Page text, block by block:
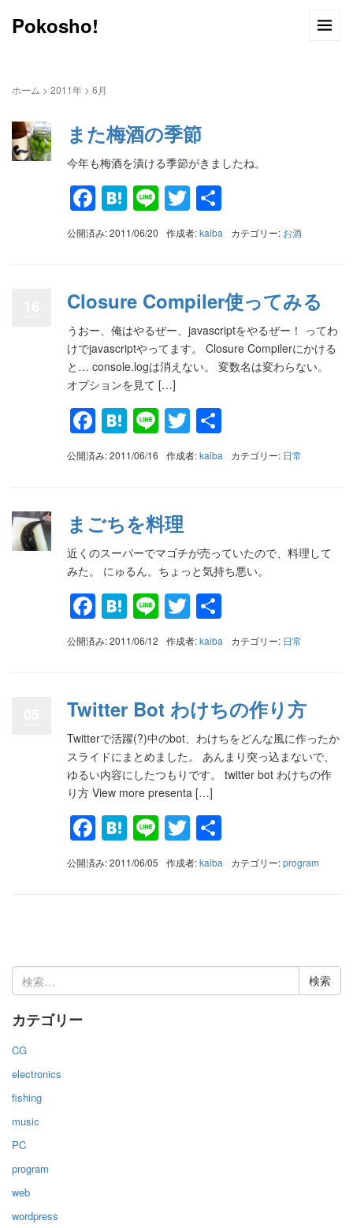
Pokosho!
ホーム > 2011年 > 6月
また梅酒の季節
今年も梅酒を漬ける季節がきましたね。
Facebook
Hatena
LineTwitter
有
公開済み: 2011/06/20 作成者:kaiba カテゴリー: お酒
Closure Compiler使ってみる
うおー、俺はやるぜー、javascriptをやるぜー！ ってわ
けでjavascriptやってます。 Closure Compilerにかける
と… console.logは消えない。 変数名は変わらない。
オプションを見て […]
Facebook
Hatena
LineTwitter
有
公開済み: 2011/06/16 作成者:kaiba カテゴリー: 日常
まごちを料理
近くのスーパーでマゴチが売っていたので、料理して
みた。 にゅるん。ちょっと気持ち悪い。
Facebook
Hatena
LineTwitter
有
公開済み: 2011/06/12 作成者:kaiba カテゴリー: 日常
Twitter Bot わけちの作り方
Twitterで活躍(?)中のbot、わけちをどんな風に作ったか
スライドにまとめました。 あんまり突っ込まないで、
ゆるい内容にしたつもりです。 twitter bot わけちの作
り方 View more presenta […]
Facebook
Hatena
LineTwitter
有
公開済み: 2011/06/05 作成者:kaiba カテゴリー:program
索:
カテゴリー
CG
electronics
fishing
music
PC
program
web
wordpress